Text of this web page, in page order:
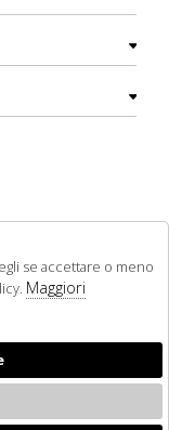
se accettare o meno
Maggiori